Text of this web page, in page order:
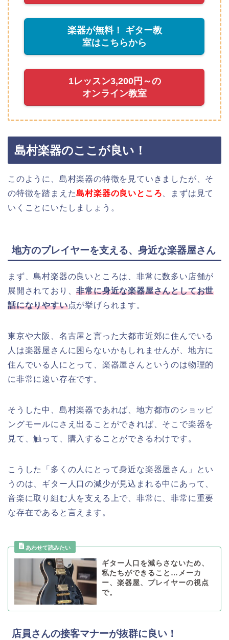
楽器が無料！ ギター教
室はこちらから
1レッスン3,200円～の
オンライン教室
島村楽器のここが良い！
このように、島村楽器の特徴を見ていきましたが、そ
の特徴を踏まえた島村楽器の良いところ、まずは見て
いくことにいたしましょう。
地方のプレイヤーを支える、身近な楽器屋さん
まず、島村楽器の良いところは、非常に数多い店舗が
展開されており、非常に身近な楽器屋さんとしてお世
話になりやすい点が挙げられます。
東京や大阪、名古屋と言った大都市近郊に住んでいる
人は楽器屋さんに困らないかもしれませんが、地方に
住んでいる人にとって、楽器屋さんというのは物理的
に非常に遠い存在です。
そうした中、島村楽器であれば、地方都市のショッピ
ングモールにさえ出ることができれば、そこで楽器を
見て、触って、購入することができるわけです。
こうした「多くの人にとって身近な楽器屋さん」とい
うのは、ギター人口の減少が見込まれる中にあって、
音楽に取り組む人を支える上で、非常に、非常に重要
な存在であると言えます。
ギター人口を減らさないため、
私たちができること…メーカ
ー、楽器屋、プレイヤーの視点
で。
店員さんの接客マナーが抜群に良い！